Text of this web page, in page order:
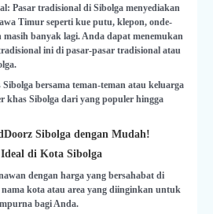
Pasar tradisional di Sibolga menyediakan
Timur seperti kue putu, klepon, onde-
masih banyak lagi. Anda dapat menemukan
ini di pasar-pasar tradisional atau
bersama teman-teman atau keluarga
khas Sibolga dari yang populer hingga
Sibolga dengan Mudah!
di Kota Sibolga
dengan harga yang bersahabat di
kota atau area yang diinginkan untuk
bagi Anda.